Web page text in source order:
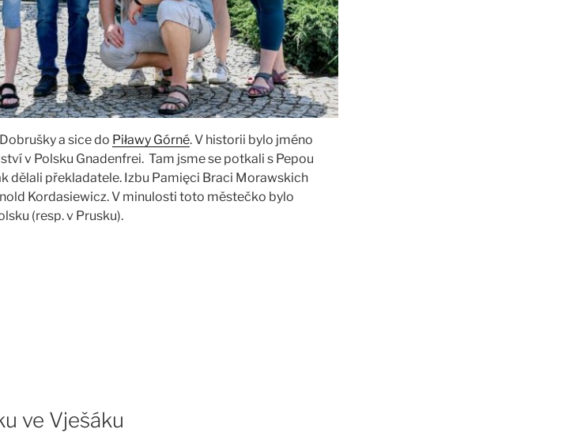
a sice do Piławy Górné. V historii bylo jméno
v Polsku Gnadenfrei. Tam jsme se potkali s Pepou
dělali překladatele. Izbu Pamięci Braci Morawskich
Kordasiewicz. V minulosti toto městečko bylo
(resp. v Prusku).
ve Vješáku